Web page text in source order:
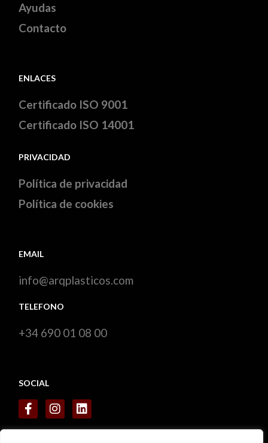
Ayudas
Contacto
ENLACES
Certificado ISO 9001
Certificado ISO 14001
PRIVACIDAD
Política de privacidad
Política de cookies
EMAIL
info@arqplasticos.com
TELEFONO
+34 690 01 08 00
SOCIAL